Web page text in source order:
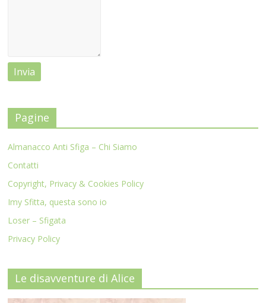
Pagine
Almanacco Anti Sfiga – Chi Siamo
Contatti
Copyright, Privacy & Cookies Policy
Imy Sfitta, questa sono io
Loser – Sfigata
Privacy Policy
Le disavventure di Alice